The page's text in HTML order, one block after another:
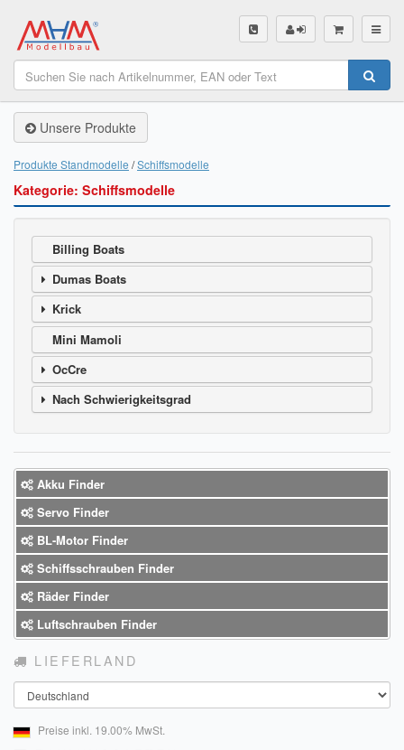
SHOP
Unsere Produkte
Servo Finder
Schiffsschrauben Finder
Luftschrauben Finder
Sendungsverfolgung DHL
Verfügbarkeitsanzeige
Zahlung und Versand
Widerrufsrecht
Widerrufsbelehrung für den Verkauf von Waren / Muster-
Widerrufsformular
Widerrufsbelehrung für digitale Waren / Muster-
AGB und Kundeninformationen
Datenschutzerklärung
Unsere Produkte
Produkte Standmodelle Schiffsmodelle
Kategorie: Schiffsmodelle
Billing Boats
Dumas Boats
Krick
Mini Mamoli
OcCre
Nach Schwierigkeitsgrad
Akku Finder
Servo Finder
BL-Motor Finder
Schiffsschrauben Finder
Räder Finder
Luftschrauben Finder
LIEFERLAND
Land
Preise inkl. 19.00% MwSt.